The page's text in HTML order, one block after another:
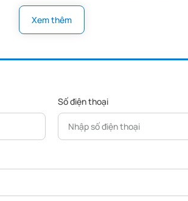
phẩm tùy chỉnh của
Xem thêm
Số điện thoại